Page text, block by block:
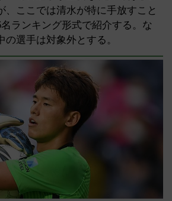
、ここでは清水が特に手放すこと
ランキング形式で紹介する。な
選手は対象外とする。